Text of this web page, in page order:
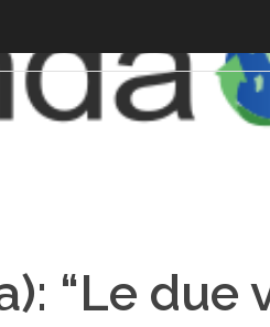
“Le due